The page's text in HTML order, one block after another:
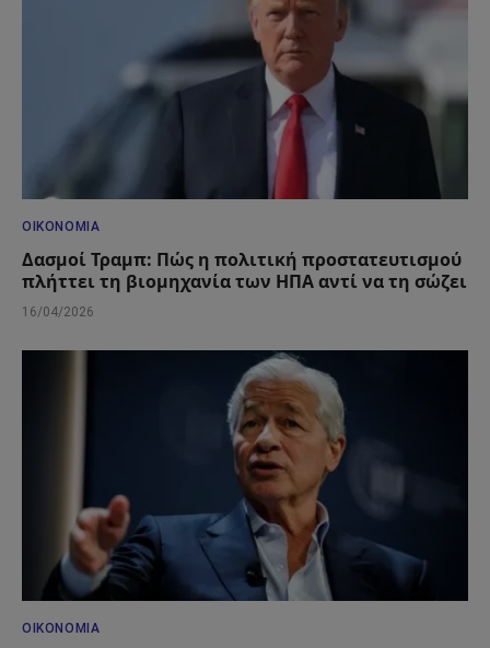
ΟΙΚΟΝΟΜΊΑ
Δασμοί Τραμπ: Πώς η πολιτική προστατευτισμού
πλήττει τη βιομηχανία των ΗΠΑ αντί να τη σώζει
16/04/2026
ΟΙΚΟΝΟΜΊΑ